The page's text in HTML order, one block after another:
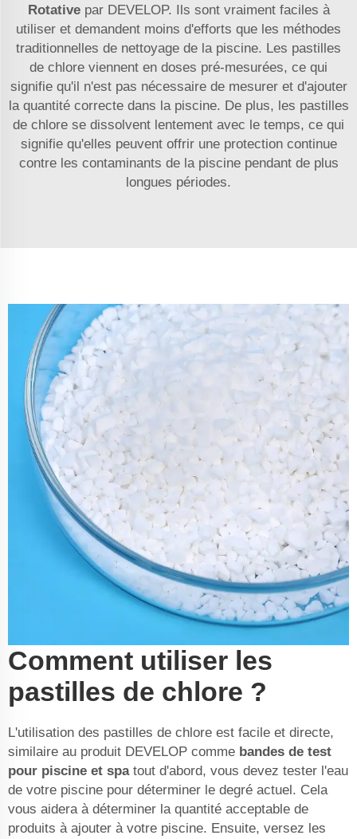
Rotative par DEVELOP. Ils sont vraiment faciles à
utiliser et demandent moins d'efforts que les méthodes
traditionnelles de nettoyage de la piscine. Les pastilles
de chlore viennent en doses pré-mesurées, ce qui
signifie qu'il n'est pas nécessaire de mesurer et d'ajouter
la quantité correcte dans la piscine. De plus, les pastilles
de chlore se dissolvent lentement avec le temps, ce qui
signifie qu'elles peuvent offrir une protection continue
contre les contaminants de la piscine pendant de plus
longues périodes.
Comment utiliser les
pastilles de chlore ?
L'utilisation des pastilles de chlore est facile et directe,
similaire au produit DEVELOP comme bandes de test
pour piscine et spa tout d'abord, vous devez tester l'eau
de votre piscine pour déterminer le degré actuel. Cela
vous aidera à déterminer la quantité acceptable de
produits à ajouter à votre piscine. Ensuite, versez les